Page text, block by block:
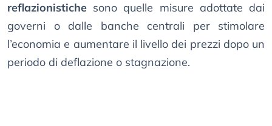
reflazionistiche sono quelle misure adottate dai
governi o dalle banche centrali per stimolare
l’economia e aumentare il livello dei prezzi dopo un
periodo di deflazione o stagnazione.